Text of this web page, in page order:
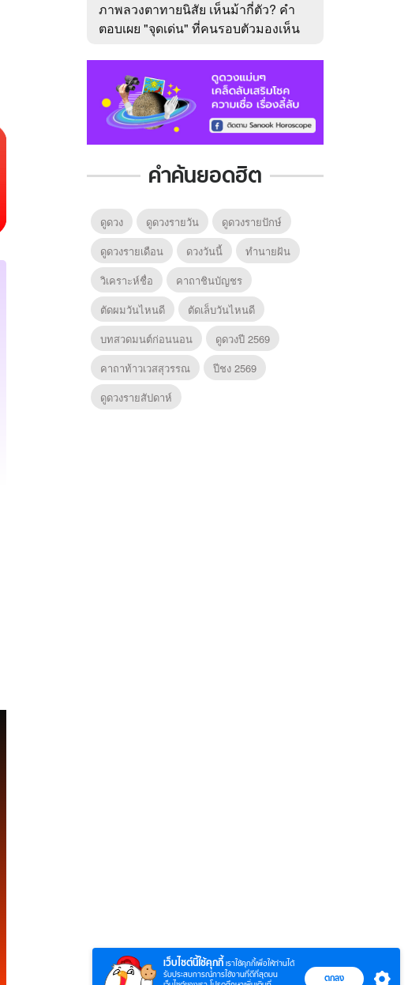
6 พบเธอ 7 พบเธอ (พากย์
ไทย) 8 แบบ
ภาพลวงตาทายนิสัย เห็นม้ากี่ตัว? คำ
ตอบเผย "จุดเด่น" ที่คนรอบตัวมองเห็น
คำค้นยอดฮิต
ดูดวง ดูดวงรายวัน
ดูดวงรายปักษ์
ดูดวงรายเดือน
ดวงวันนี้
ทํานายฝัน
วิเคราะห์ชื่อ
คาถาชินบัญชร
ตัดผมวันไหนดี
ตัดเล็บวันไหนดี
บทสวดมนต์ก่อนนอน
ดูดวงปี 2569
คาถาท้าวเวสสุวรรณ
ปีชง 2569
ดูดวงรายสัปดาห์
เว็บไซต์นี้ใช้คุกกี้ เราใช้คุกกี้เพื่อให้ท่านได้
รับประสบการณ์การใช้งานที่ดีที่สุดบน
ตกลง